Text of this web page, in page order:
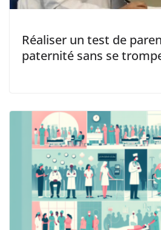
Réaliser un test de
paternité sans se